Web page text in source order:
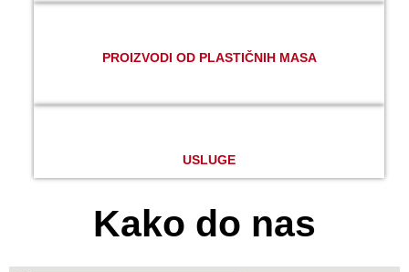
PROIZVODI OD PLASTIČNIH MASA
USLUGE
Kako do nas